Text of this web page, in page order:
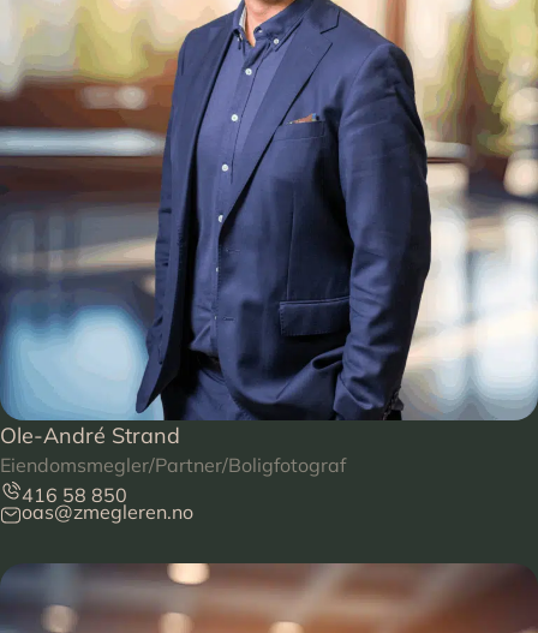
Ole-André Strand
Eiendomsmegler/Partner/Boligfotograf
416 58 850
oas@zmegleren.no